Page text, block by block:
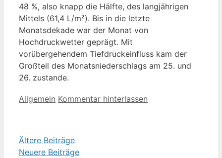
48 %, also knapp die Hälfte, des langjährigen
Mittels (61,4 L/m²). Bis in die letzte
Monatsdekade war der Monat von
Hochdruckwetter geprägt. Mit
vorübergehendem Tiefdruckeinfluss kam der
Großteil des Monatsniederschlags am 25. und
26. zustande.
Kategorien
Allgemein Kommentar hinterlassen
Ältere Beiträge
Neuere Beiträge